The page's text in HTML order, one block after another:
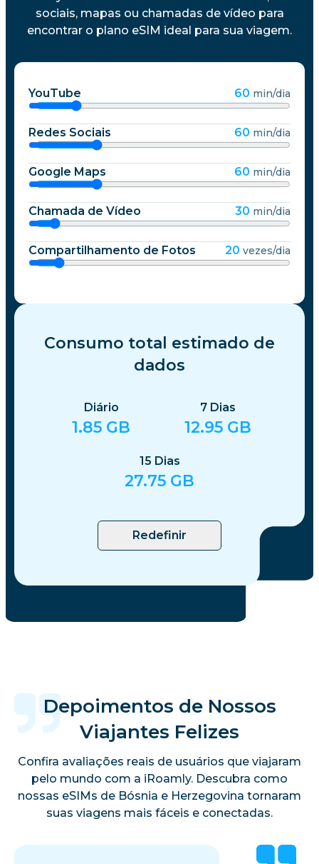
sociais, mapas ou chamadas de vídeo para
encontrar o plano eSIM ideal para sua viagem.
YouTube 60 min/dia
Redes Sociais 60 min/dia
Google Maps 60 min/dia
Chamada de Vídeo 30 min/dia
Compartilhamento de Fotos 20 vezes/dia
Consumo total estimado de
dados
Diário
1.85 GB
7 Dias
12.95 GB
15 Dias
27.75 GB
Redefinir
Depoimentos de Nossos
Viajantes Felizes
Confira avaliações reais de usuários que viajaram
pelo mundo com a iRoamly. Descubra como
nossas eSIMs de Bósnia e Herzegovina tornaram
suas viagens mais fáceis e conectadas.